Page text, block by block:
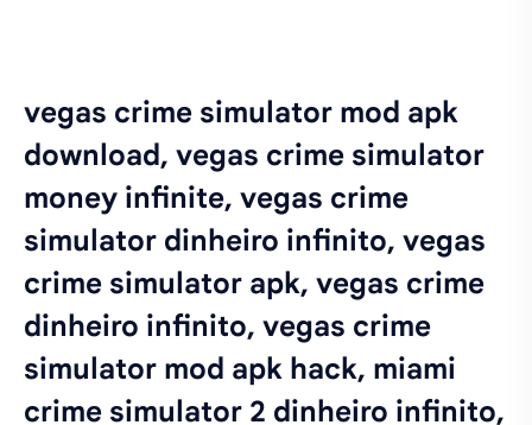
vegas crime simulator mod apk
download, vegas crime simulator
money infinite, vegas crime
simulator dinheiro infinito, vegas
crime simulator apk, vegas crime
dinheiro infinito, vegas crime
simulator mod apk hack, miami
crime simulator 2 dinheiro infinito,